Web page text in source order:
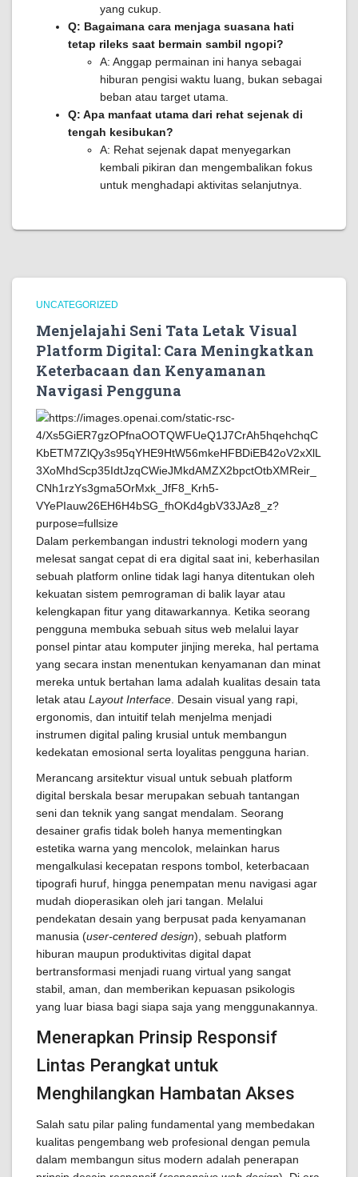
yang cukup.
Q: Bagaimana cara menjaga suasana hati
tetap rileks saat bermain sambil ngopi?
A: Anggap permainan ini hanya sebagai
hiburan pengisi waktu luang, bukan sebagai
beban atau target utama.
Q: Apa manfaat utama dari rehat sejenak di
tengah kesibukan?
A: Rehat sejenak dapat menyegarkan
kembali pikiran dan mengembalikan fokus
untuk menghadapi aktivitas selanjutnya.
UNCATEGORIZED
Menjelajahi Seni Tata Letak Visual
Platform Digital: Cara Meningkatkan
Keterbacaan dan Kenyamanan
Navigasi Pengguna
Dalam perkembangan industri teknologi modern yang
melesat sangat cepat di era digital saat ini, keberhasilan
sebuah platform online tidak lagi hanya ditentukan oleh
kekuatan sistem pemrograman di balik layar atau
kelengkapan fitur yang ditawarkannya. Ketika seorang
pengguna membuka sebuah situs web melalui layar
ponsel pintar atau komputer jinjing mereka, hal pertama
yang secara instan menentukan kenyamanan dan minat
mereka untuk bertahan lama adalah kualitas desain tata
letak atau Layout Interface . Desain visual yang rapi,
ergonomis, dan intuitif telah menjelma menjadi
instrumen digital paling krusial untuk membangun
kedekatan emosional serta loyalitas pengguna harian.
Merancang arsitektur visual untuk sebuah platform
digital berskala besar merupakan sebuah tantangan
seni dan teknik yang sangat mendalam. Seorang
desainer grafis tidak boleh hanya mementingkan
estetika warna yang mencolok, melainkan harus
mengalkulasi kecepatan respons tombol, keterbacaan
tipografi huruf, hingga penempatan menu navigasi agar
mudah dioperasikan oleh jari tangan. Melalui
pendekatan desain yang berpusat pada kenyamanan
manusia (user-centered design), sebuah platform
hiburan maupun produktivitas digital dapat
bertransformasi menjadi ruang virtual yang sangat
stabil, aman, dan memberikan kepuasan psikologis
yang luar biasa bagi siapa saja yang menggunakannya.
Menerapkan Prinsip Responsif
Lintas Perangkat untuk
Menghilangkan Hambatan Akses
Salah satu pilar paling fundamental yang membedakan
kualitas pengembang web profesional dengan pemula
dalam membangun situs modern adalah penerapan